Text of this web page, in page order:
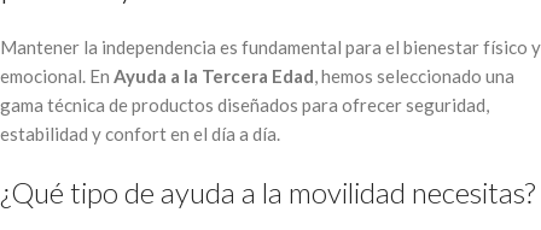
Mantener la independencia es fundamental para el bienestar físico y
emocional. En Ayuda a la Tercera Edad, hemos seleccionado una
gama técnica de productos diseñados para ofrecer seguridad,
estabilidad y confort en el día a día.
¿Qué tipo de ayuda a la movilidad necesitas?